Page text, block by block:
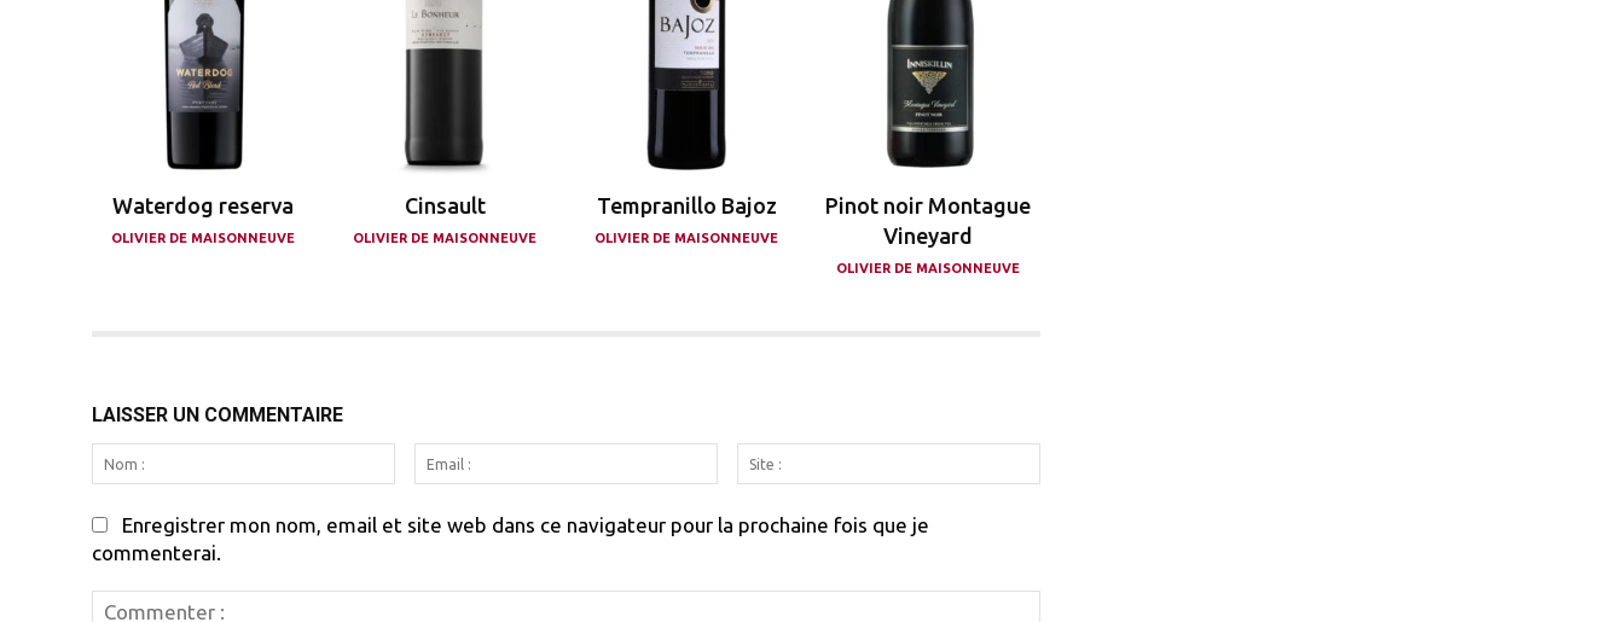
Waterdog reserva
OLIVIER DE MAISONNEUVE
Cinsault
OLIVIER DE MAISONNEUVE
Tempranillo Bajoz
OLIVIER DE MAISONNEUVE
Pinot noir Montague
Vineyard
OLIVIER DE MAISONNEUVE
LAISSER UN COMMENTAIRE
Nom
:
Email
:
:
Enregistrer mon nom, email et site web dans ce navigateur pour la prochaine fois que je
commenterai.